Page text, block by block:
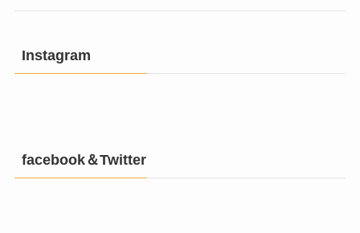
Instagram
facebook＆Twitter